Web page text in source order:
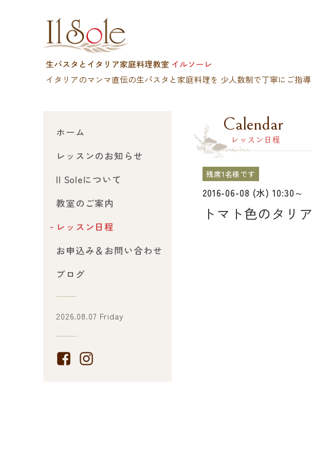
生パスタとイタリア家庭料理教室 イルソーレ
イタリアのマンマ直伝の生パスタと家庭料理を 少人数制で丁寧にご指導
ホーム
レッスンのお知らせ
Il Soleについて
教室のご案内
レッスン日程
お申込み＆お問い合わせ
ブログ
2026.08.07 Friday
Calendar
レッスン日程
残席1名様です
2016-06-08 (水) 10:30～
トマト色のタリ